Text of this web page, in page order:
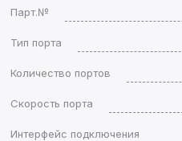
Парт.№
Тип порта
Количество портов
Скорость порта
Интерфейс подключения